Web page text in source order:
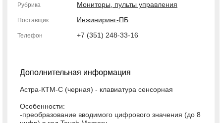
Рубрика Мониторы, пульты управления
Поставщик Инжиниринг-ПБ
Телефон +7 (351) 248-33-16
Дополнительная информация
Астра-КТМ-С (черная) - клавиатура сенсорная
Особенности:
-преобразование вводимого цифрового значения (до 8